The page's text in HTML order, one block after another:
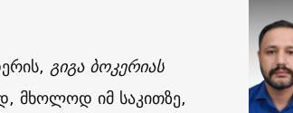
გიგა ბოკერიას
მხოლოდ იმ საკითზე,